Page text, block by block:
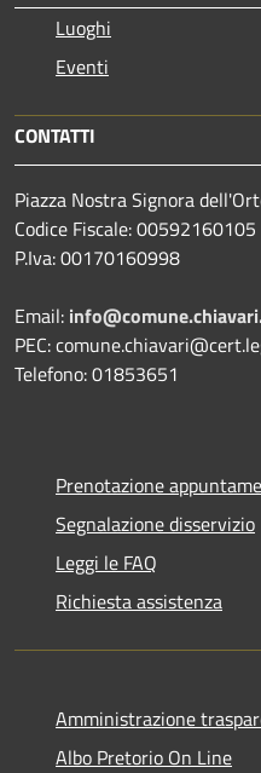
Luoghi
Eventi
CONTATTI
Piazza Nostra Signora
Codice Fiscale: 00592160105
P.Iva: 00170160998
Email:
PEC:
Telefono: 01853651
Prenotazione
Segnalazione disservizio
Leggi le FAQ
Richiesta assistenza
Amministrazione
Albo Pretorio On Line